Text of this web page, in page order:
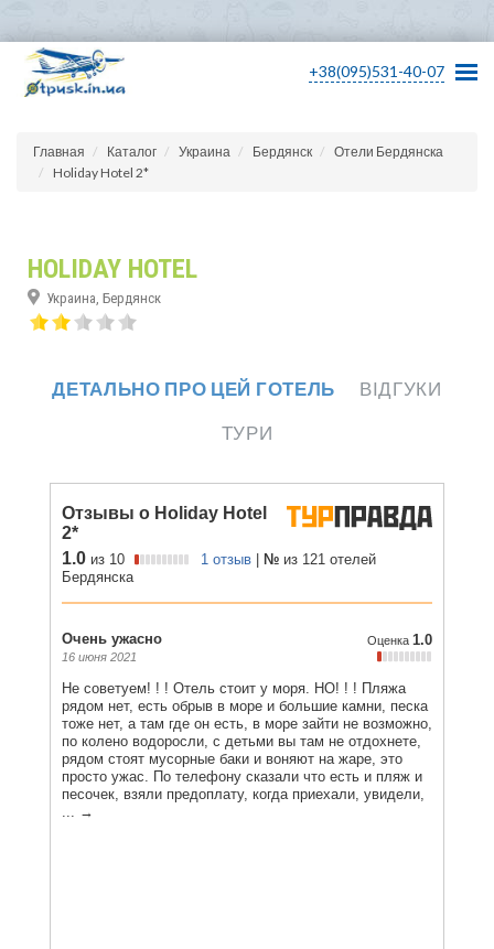
+38(095)531-40-07
Главная Каталог Украина Бердянск
Отели Бердянска
Holiday Hotel 2*
HOLIDAY HOTEL
Украина, Бердянск
ДЕТАЛЬНО ПРО ЦЕЙ ГОТЕЛЬ
ВІДГУКИ
ТУРИ